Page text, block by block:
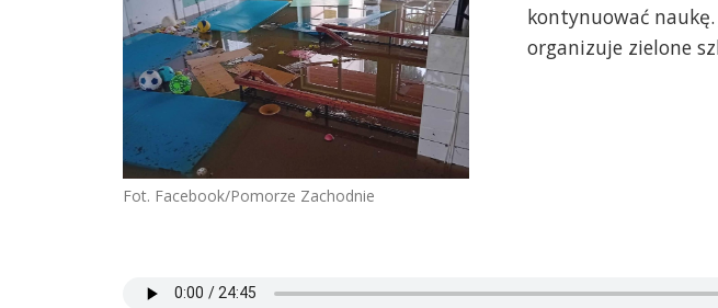
Fot. Facebook/Pomorze Zachodnie
kontynuować
organizuje zielone